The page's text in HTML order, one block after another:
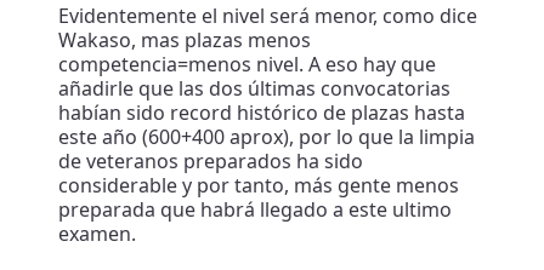
Evidentemente el nivel será menor, como dice
Wakaso, mas plazas menos
competencia=menos nivel. A eso hay que
añadirle que las dos últimas convocatorias
habían sido record histórico de plazas hasta
este año (600+400 aprox), por lo que la limpia
de veteranos preparados ha sido
considerable y por tanto, más gente menos
preparada que habrá llegado a este ultimo
examen.